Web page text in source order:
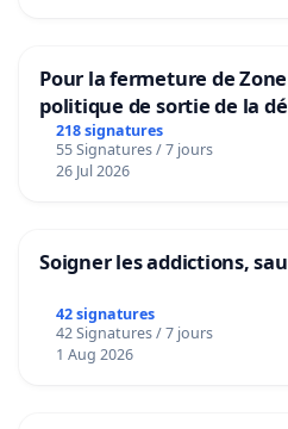
Pour la fermeture de
politique de sortie de la
218 signatures
55 Signatures / 7 jours
26 Jul 2026
Soigner les addictions,
42 signatures
42 Signatures / 7 jours
1 Aug 2026